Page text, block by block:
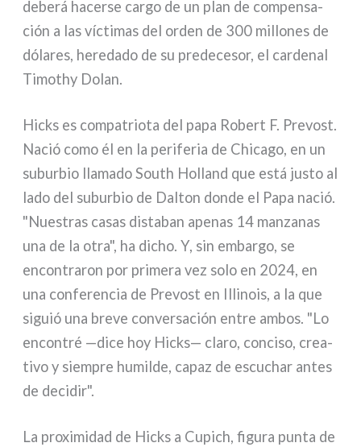
debe­rá hacer­se car­go de un plan de com­pen­sa­
ción a las víc­ti­mas del orden de 300 mil­lo­nes de
dóla­res, here­da­do de su pre­de­ce­sor, el car­de­nal
Timothy Dolan.
Hicks es com­pa­trio­ta del papa Robert F. Prevost.
Nació como él en la peri­fe­ria de Chicago, en un
subur­bio lla­ma­do South Holland que está justo al
lado del subur­bio de Dalton don­de el Papa nació.
"Nuestras casas dista­ban ape­nas 14 man­za­nas
una de la otra", ha dicho. Y, sin embar­go, se
encon­tra­ron por pri­me­ra vez solo en 2024, en
una con­fe­ren­cia de Prevost en Illinois, a la que
siguió una bre­ve con­ver­sa­ción entre ambos. "Lo
encon­tré —dice hoy Hicks— cla­ro, con­ci­so, crea­
ti­vo y siem­pre humil­de, capaz de escu­char antes
de deci­dir".
La pro­xi­mi­dad de Hicks a Cupich, figu­ra pun­ta de